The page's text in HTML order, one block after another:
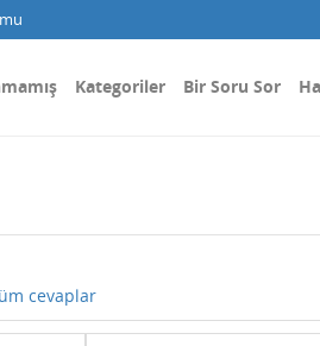
Kategoriler Bir Soru Sor
cevaplar